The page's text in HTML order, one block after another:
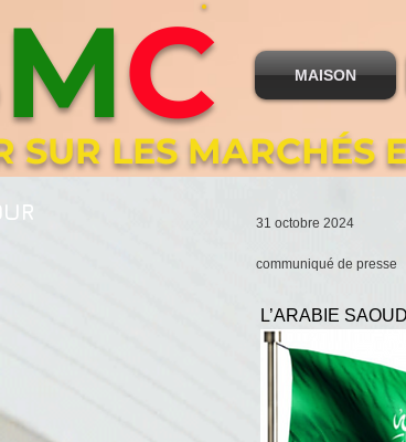
SUR LES MARCHÉS
MC MAISON
31 octobre 2024
communiqué de presse
L’ARABIE